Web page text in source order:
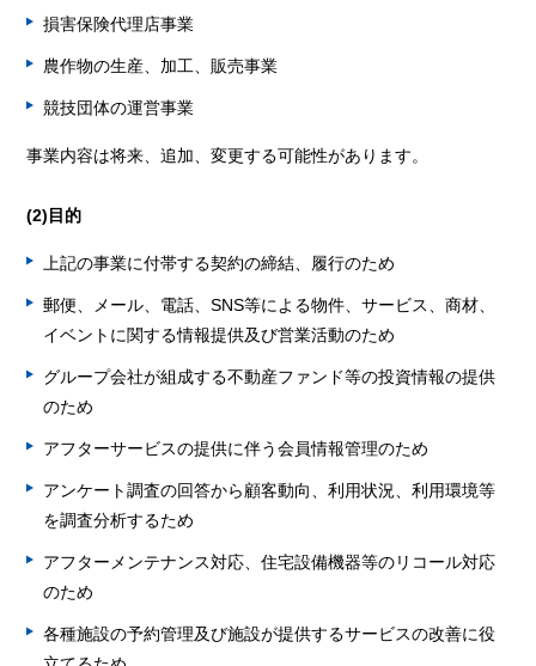
損害保険代理店事業
農作物の生産、加工、販売事業
競技団体の運営事業
事業内容は将来、追加、変更する可能性があります。
(2)目的
上記の事業に付帯する契約の締結、履行のため
郵便、メール、電話、SNS等による物件、サービス、商材、
イベントに関する情報提供及び営業活動のため
グループ会社が組成する不動産ファンド等の投資情報の提供
のため
アフターサービスの提供に伴う会員情報管理のため
アンケート調査の回答から顧客動向、利用状況、利用環境等
を調査分析するため
アフターメンテナンス対応、住宅設備機器等のリコール対応
のため
各種施設の予約管理及び施設が提供するサービスの改善に役